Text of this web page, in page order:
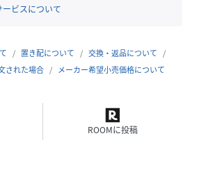
ケット仕様で収納力アップ
ト】
ビスについて
置き配について
交換・返品について
された場合
メーカー希望小売価格について
ROOMに投稿